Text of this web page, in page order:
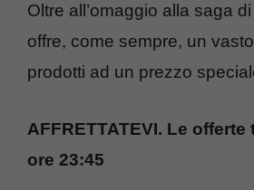
Oltre all’omaggio alla saga
offre, come sempre, un
prodotti ad un prezzo
AFFRETTATEVI. Le
ore 23:45